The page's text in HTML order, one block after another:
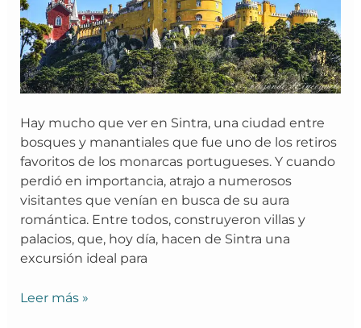
Hay mucho que ver en Sintra, una ciudad entre
bosques y manantiales que fue uno de los retiros
favoritos de los monarcas portugueses. Y cuando
perdió en importancia, atrajo a numerosos
visitantes que venían en busca de su aura
romántica. Entre todos, construyeron villas y
palacios, que, hoy día, hacen de Sintra una
excursión ideal para
Leer más »